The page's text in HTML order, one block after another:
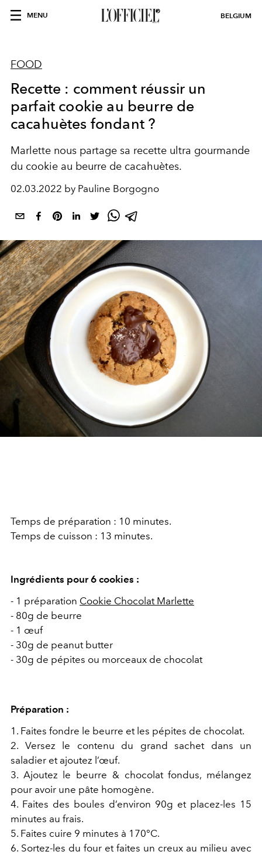
MENU BELGIUM
FOOD
Recette : comment réussir un
parfait cookie au beurre de
cacahuètes fondant ?
Marlette nous partage sa recette ultra gourmande
du cookie au beurre de cacahuètes.
02.03.2022 by Pauline Borgogno
Temps de préparation : 10 minutes.
Temps de cuisson : 13 minutes.
Ingrédients pour 6 cookies :
- 1 préparation Cookie Chocolat Marlette
- 80g de beurre
- 1 œuf
- 30g de peanut butter
- 30g de pépites ou morceaux de chocolat
Préparation :
1. Faites fondre le beurre et les pépites de chocolat.
2. Versez le contenu du grand sachet dans un
saladier et ajoutez l’œuf.
3. Ajoutez le beurre & chocolat fondus, mélangez
pour avoir une pâte homogène.
4. Faites des boules d’environ 90g et placez-les 15
minutes au frais.
5. Faites cuire 9 minutes à 170°C.
6. Sortez-les du four et faites un creux au milieu avec